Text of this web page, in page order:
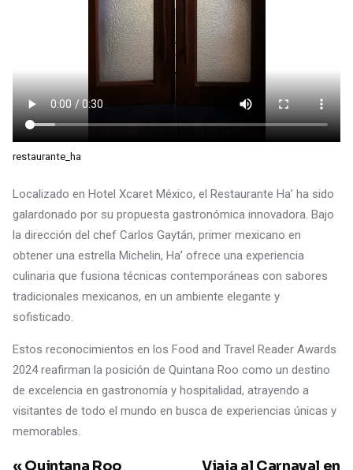
restaurante_ha
Localizado en Hotel Xcaret México, el Restaurante Ha’ ha sido
galardonado por su propuesta gastronómica innovadora. Bajo
la dirección del chef Carlos Gaytán, primer mexicano en
obtener una estrella Michelin, Ha’ ofrece una experiencia
culinaria que fusiona técnicas contemporáneas con sabores
tradicionales mexicanos, en un ambiente elegante y
sofisticado.
Estos reconocimientos en los Food and Travel Reader Awards
2024 reafirman la posición de Quintana Roo como un destino
de excelencia en gastronomía y hospitalidad, atrayendo a
visitantes de todo el mundo en busca de experiencias únicas y
memorables.
Viaja al Carnaval en
« Quintana Roo